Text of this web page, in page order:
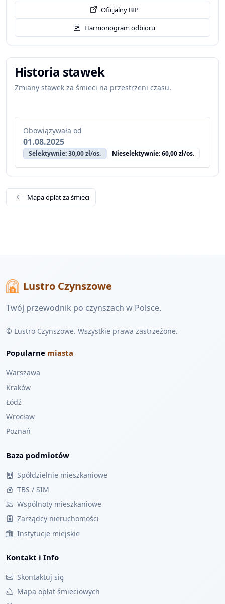
Oficjalny BIP
Harmonogram odbioru
Historia stawek
Zmiany stawek za śmieci na przestrzeni czasu.
Obowiązywała od
01.08.2025
Selektywnie: 30,00 zł/os. Nieselektywnie: 60,00 zł/os.
Mapa opłat za śmieci
Lustro Czynszowe
Twój przewodnik po czynszach w Polsce.
© Lustro Czynszowe. Wszystkie prawa zastrzeżone.
Popularne miasta
Warszawa
Kraków
Łódź
Wrocław
Poznań
Baza podmiotów
Spółdzielnie mieszkaniowe
TBS / SIM
Wspólnoty mieszkaniowe
Zarządcy nieruchomości
Instytucje miejskie
Kontakt i Info
Skontaktuj się
Mapa opłat śmieciowych